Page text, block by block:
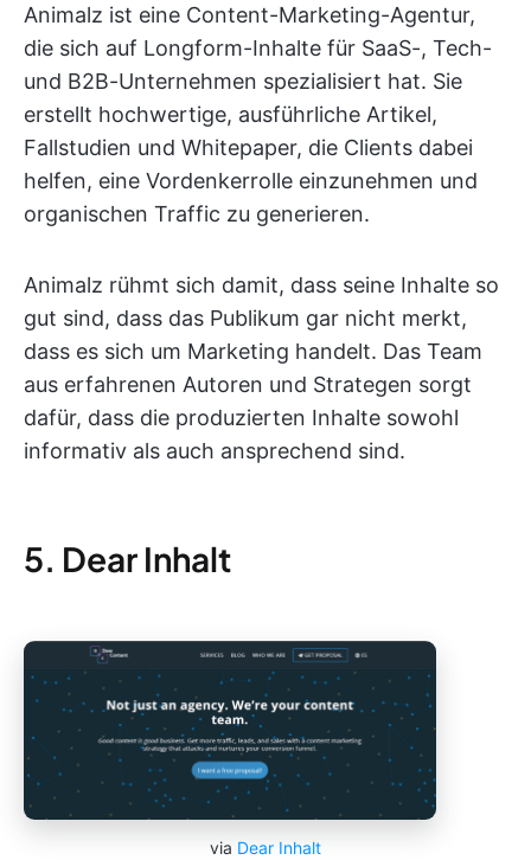
Animalz ist eine Content-Marketing-Agentur,
die sich auf Longform-Inhalte für SaaS-, Tech-
und B2B-Unternehmen spezialisiert hat. Sie
erstellt hochwertige, ausführliche Artikel,
Fallstudien und Whitepaper, die Clients dabei
helfen, eine Vordenkerrolle einzunehmen und
organischen Traffic zu generieren.
Animalz rühmt sich damit, dass seine Inhalte so
gut sind, dass das Publikum gar nicht merkt,
dass es sich um Marketing handelt. Das Team
aus erfahrenen Autoren und Strategen sorgt
dafür, dass die produzierten Inhalte sowohl
informativ als auch ansprechend sind.
5. Dear Inhalt
via Dear Inhalt